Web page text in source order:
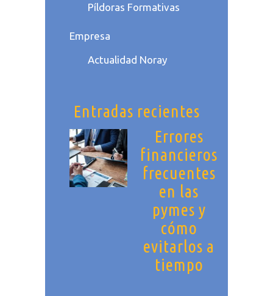
Píldoras Formativas
Empresa
Actualidad Noray
Entradas recientes
Errores
financieros
frecuentes
en las
pymes y
cómo
evitarlos a
tiempo